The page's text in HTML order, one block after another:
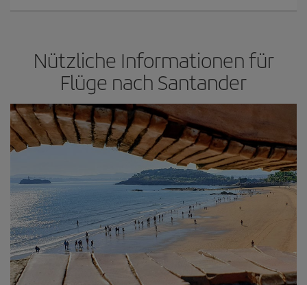
Nützliche Informationen für
Flüge nach Santander